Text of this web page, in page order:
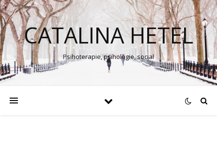
CATALINA HETEL
Psihoterapie, psihologie, social